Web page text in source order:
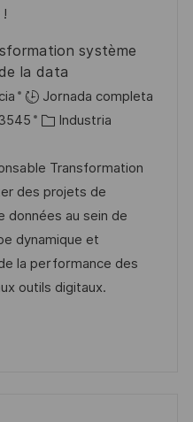
système
la data
Jornada completa
C
t
e
g
o
r
í
Industria
Transformation
des projets de
données au sein de
dynamique et
la performance des
outils digitaux.